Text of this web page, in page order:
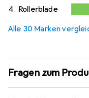
3,3%
4. Rollerblade
Alle 30 Marken
Fragen zum